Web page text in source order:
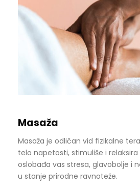
Masaža
Masaža je odličan vid fizikalne
telo napetosti, stimuliše i
oslobađa vas stresa, glavobolje i
u stanje prirodne ravnoteže.